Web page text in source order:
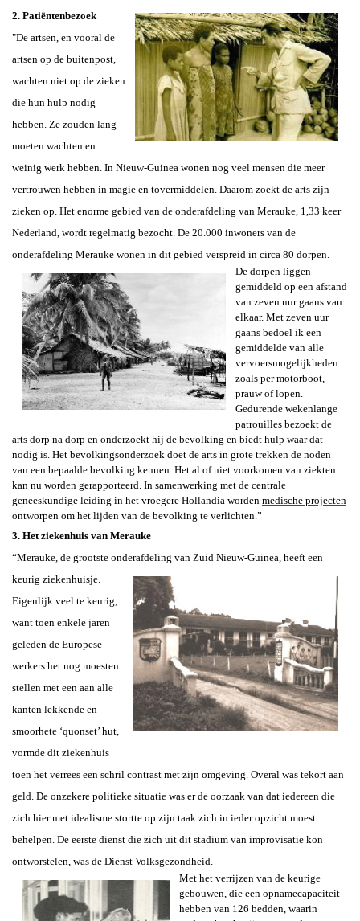
2. Patiëntenbezoek
"De artsen, en vooral de
artsen op de buitenpost,
wachten niet op de zieken
die hun hulp nodig
hebben. Ze zouden lang
moeten wachten en
weinig werk hebben. In Nieuw-Guinea wonen nog veel mensen die meer
vertrouwen hebben in magie en tovermiddelen. Daarom zoekt de arts zijn
zieken op. Het enorme gebied van de onderafdeling van Merauke, 1,33 keer
Nederland, wordt regelmatig bezocht. De 20.000 inwoners van de
onderafdeling Merauke wonen in dit gebied verspreid in circa 80 dorpen.
De dorpen liggen
gemiddeld op een afstand
van zeven uur gaans van
elkaar. Met zeven uur
gaans bedoel ik een
gemiddelde van alle
vervoersmogelijkheden
zoals per motorboot,
prauw of lopen.
Gedurende wekenlange
patrouilles bezoekt de
arts dorp na dorp en onderzoekt hij de bevolking en biedt hulp waar dat
nodig is. Het bevolkingsonderzoek doet de arts in grote trekken de noden
van een bepaalde bevolking kennen. Het al of niet voorkomen van ziekten
kan nu worden gerapporteerd. In samenwerking met de centrale
geneeskundige leiding in het vroegere Hollandia worden medische projecten
ontworpen om het lijden van de bevolking te verlichten.”
3. Het ziekenhuis van Merauke
“Merauke, de grootste onderafdeling van Zuid Nieuw-Guinea, heeft een
keurig ziekenhuisje.
Eigenlijk veel te keurig,
want toen enkele jaren
geleden de Europese
werkers het nog moesten
stellen met een aan alle
kanten lekkende en
smoorhete ‘quonset’ hut,
vormde dit ziekenhuis
toen het verrees een schril contrast met zijn omgeving. Overal was tekort aan
geld. De onzekere politieke situatie was er de oorzaak van dat iedereen die
zich hier met idealisme stortte op zijn taak zich in ieder opzicht moest
behelpen. De eerste dienst die zich uit dit stadium van improvisatie kon
ontworstelen, was de Dienst Volksgezondheid.
Met het verrijzen van de keurige
gebouwen, die een opnamecapaciteit
hebben van 126 bedden, waarin